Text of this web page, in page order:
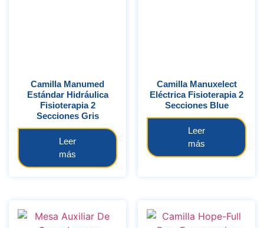
Camilla Manumed
Estándar Hidráulica
Fisioterapia 2
Secciones Gris
Leer
más
Camilla Manuxelect
Eléctrica Fisioterapia 2
Secciones Blue
Leer
más